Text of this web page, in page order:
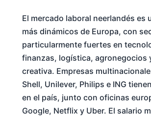
El mercado laboral neerlandés es
más dinámicos de Europa, con
particularmente fuertes en
finanzas, logística, agronegocios
creativa. Empresas
Shell, Unilever, Philips e ING
en el país, junto con oficinas
Google, Netflix y Uber. El salario